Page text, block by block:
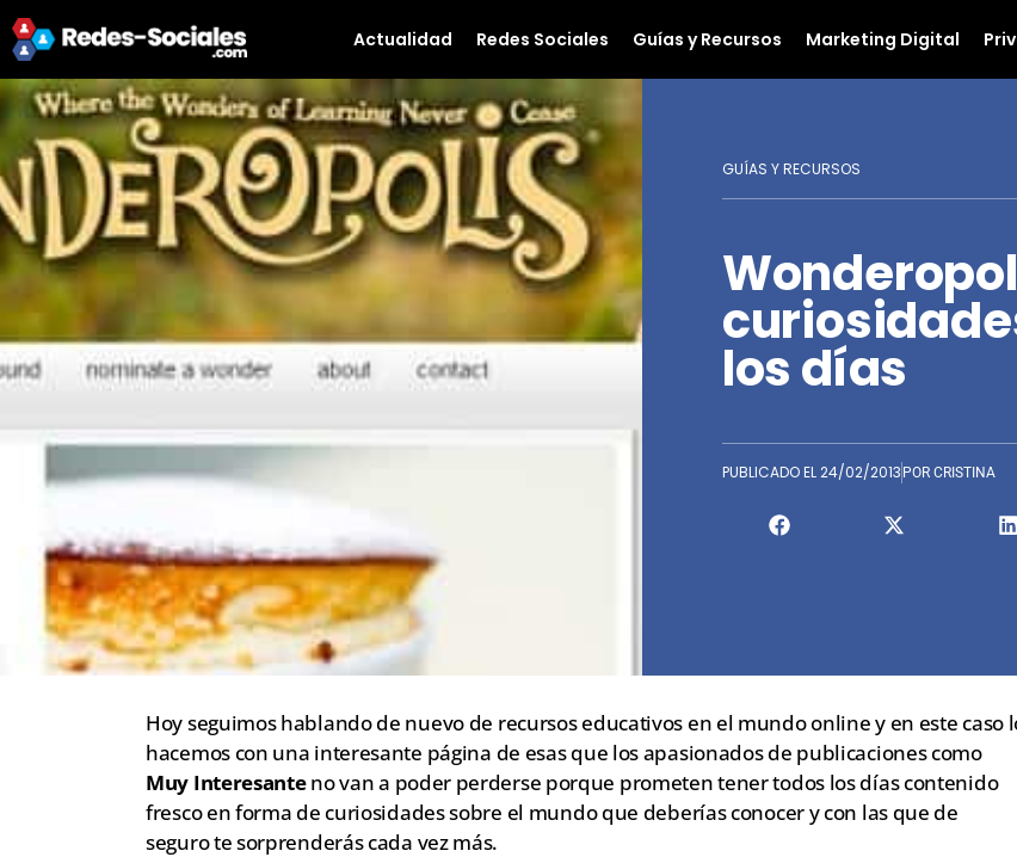
Actualidad Redes Sociales Guías y Recursos Marketing Digital
GUÍAS Y RECURSOS
los días
PUBLICADO EL24/02/2013 POR CRISTINA
Hoy seguimos hablando de nuevo de recursos educativos en el mundo online y en este caso
hacemos con una interesante página de esas que los apasionados de publicaciones como
Muy Interesanteno van a poder perderse porque prometen tener todos los días contenido
fresco en forma de curiosidades sobre el mundo que deberías conocer y con las que de
seguro te sorprenderás cada vez más.